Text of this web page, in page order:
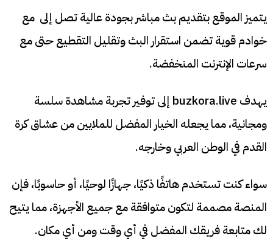
يتميز الموقع بتقديم بث مباشر بجودة عالية تصل إلى مع
خوادم قوية تضمن استقرار البث وتقليل التقطيع حتى مع
سرعات الإنترنت المنخفضة.
يهدف buzkora.live إلى توفير تجربة مشاهدة سلسة
ومجانية، مما يجعله الخيار المفضل للملايين من عشاق كرة
القدم في الوطن العربي وخارجه.
سواء كنت تستخدم هاتفًا ذكيًا، جهازًا لوحيًا، أو حاسوبًا، فإن
المنصة مصممة لتكون متوافقة مع جميع الأجهزة، مما يتيح
لك متابعة فريقك المفضل في أي وقت ومن أي مكان.